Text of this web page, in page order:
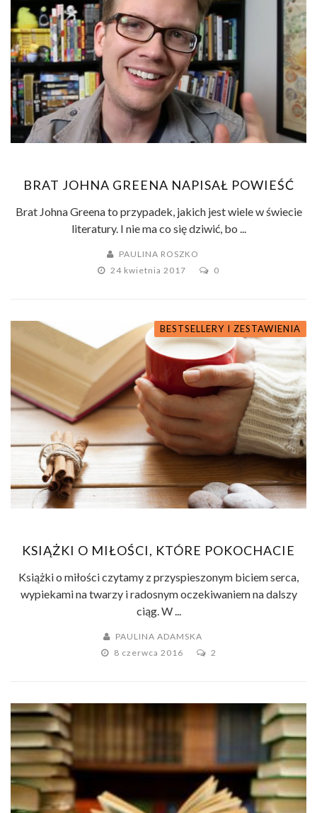
BRAT JOHNA GREENA NAPISAŁ POWIEŚĆ
Brat Johna Greena to przypadek, jakich jest wiele w świecie
literatury. I nie ma co się dziwić, bo ...
PAULINA ROSZKO
24 kwietnia 2017
0
BESTSELLERY I ZESTAWIENIA
KSIĄŻKI O MIŁOŚCI, KTÓRE POKOCHACIE
Książki o miłości czytamy z przyspieszonym biciem serca,
wypiekami na twarzy i radosnym oczekiwaniem na dalszy
ciąg. W ...
PAULINA ADAMSKA
8 czerwca 2016
2